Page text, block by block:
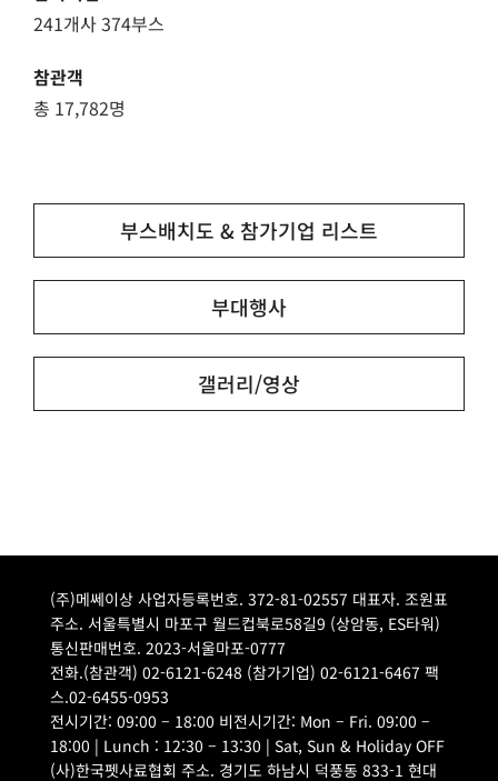
241개사 374부스
참관객
총 17,782명
부스배치도 & 참가기업 리스트
부대행사
갤러리/영상
(주)메쎄이상 사업자등록번호. 372-81-02557 대표자. 조원표
주소. 서울특별시 마포구 월드컵북로58길9 (상암동, ES타워)
통신판매번호. 2023-서울마포-0777
전화.(참관객) 02-6121-6248 (참가기업) 02-6121-6467 팩
스.02-6455-0953
전시기간: 09:00 – 18:00 비전시기간: Mon – Fri. 09:00 –
18:00 | Lunch : 12:30 – 13:30 | Sat, Sun & Holiday OFF
(사)한국펫사료협회 주소. 경기도 하남시 덕풍동 833-1 현대